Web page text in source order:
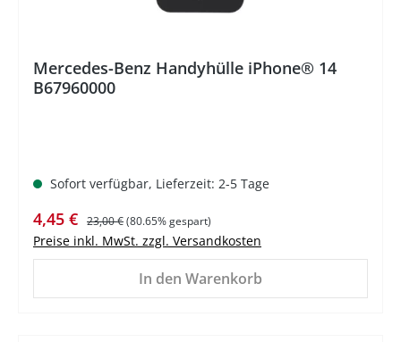
Mercedes-Benz Handyhülle iPhone® 14
B67960000
Sofort verfügbar, Lieferzeit: 2-5 Tage
Verkaufspreis:
4,45 € Regulärer Preis:
23,00 €(80.65% gespart)
Preise inkl. MwSt. zzgl. Versandkosten
In den Warenkorb